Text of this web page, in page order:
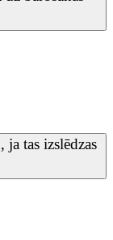
tas izslēdzas